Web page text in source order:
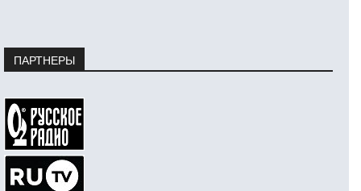
ПАРТНЕРЫ